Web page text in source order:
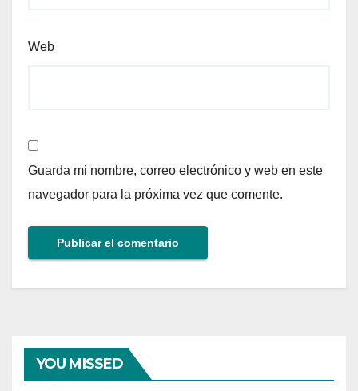
Web
Guarda mi nombre, correo electrónico y web en este
navegador para la próxima vez que comente.
YOU MISSED